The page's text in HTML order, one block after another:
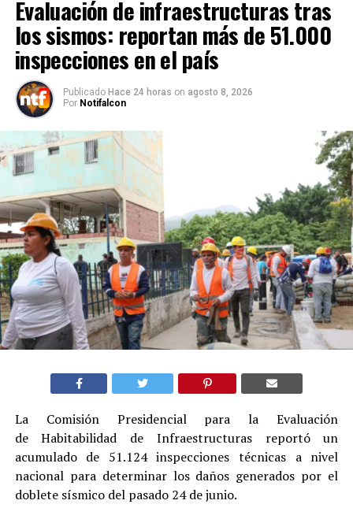
Evaluación de infraestructuras tras
los sismos: reportan más de 51.000
inspecciones en el país
Publicado Hace 24 horas on agosto 8, 2026
Por Notifalcon
La Comisión Presidencial para la Evaluación
de Habitabilidad de Infraestructuras reportó un
acumulado de 51.124 inspecciones técnicas a nivel
nacional para determinar los daños generados por el
doblete sísmico del pasado 24 de junio.